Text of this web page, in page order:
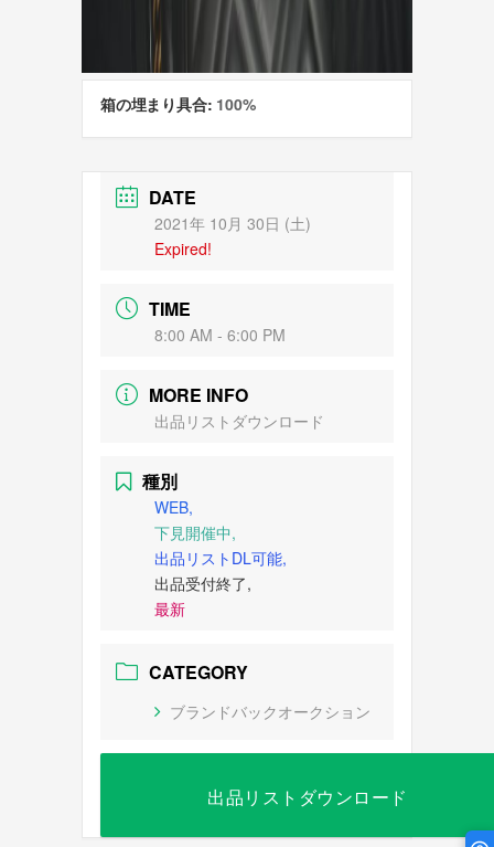
箱の埋まり具合: 100%
DATE
2021年 10月 30日 (土)
Expired!
TIME
8:00 AM - 6:00 PM
MORE INFO
出品リストダウンロード
種別
WEB,
下見開催中,
出品リストDL可能,
出品受付終了,
最新
CATEGORY
ブランドバックオークション
出品リストダウンロード